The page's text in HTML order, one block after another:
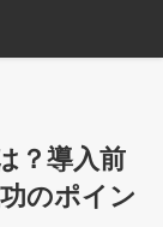
？導入前
のポイン